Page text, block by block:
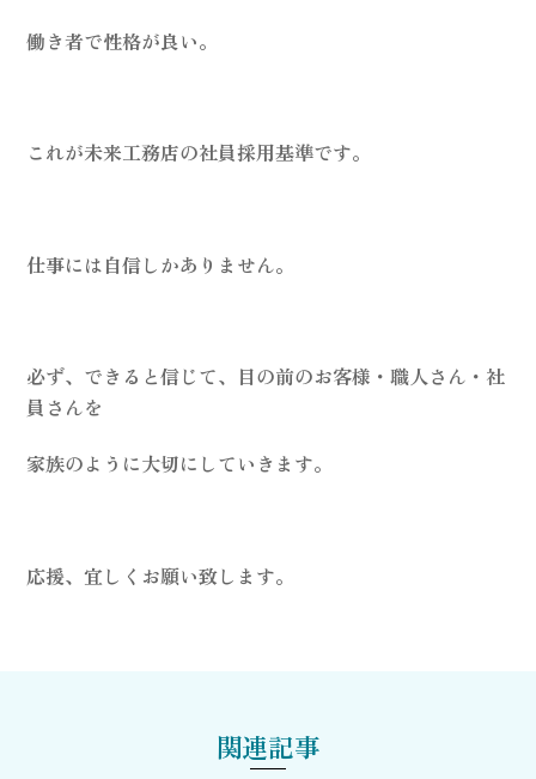
働き者で性格が良い。
これが未来工務店の社員採用基準です。
仕事には自信しかありません。
必ず、できると信じて、目の前のお客様・職人さん・社
員さんを
家族のように大切にしていきます。
応援、宜しくお願い致します。
関連記事